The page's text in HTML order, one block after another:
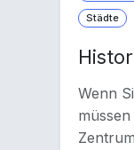
Städte
Wenn